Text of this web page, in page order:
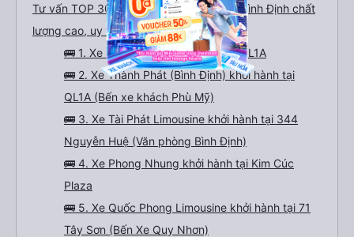
Tư vấn TOP 30 xe khách đi Biên Hòa từ Bình Định chất
lượng cao, uy tín, giá rẻ nhất 08/2026
🚌 1. Xe Phan Khánh khởi hành tại QL1A
🚌 2. Xe Thành Phát (Bình Định) khởi hành tại
QL1A (Bến xe khách Phù Mỹ)
🚌 3. Xe Tài Phát Limousine khởi hành tại 344
Nguyễn Huệ (Văn phòng Bình Định)
🚌 4. Xe Phong Nhung khởi hành tại Kim Cúc
Plaza
🚌 5. Xe Quốc Phong Limousine khởi hành tại 71
Tây Sơn (Bến Xe Quy Nhơn)